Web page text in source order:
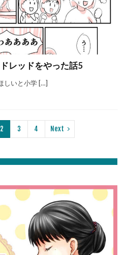
レッドをやった話5
しいと小学 […]
2 3 4 Next